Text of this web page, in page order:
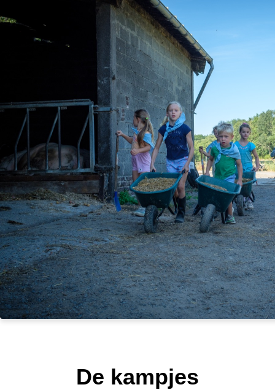
De kampjes